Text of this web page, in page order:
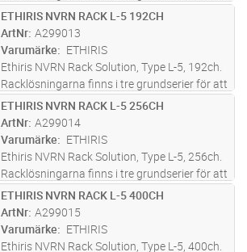
täcka behov av olika storlekar på
anläggningarna. Dessa är Serie S (Small),
Serie M (Medium) och Serie L (
ST Lägg i kundvagn
ETHIRIS NVRN RACK L-5 192CH
ArtNr A299013
Varumärke
ETHIRIS
Ethiris NVRN Rack Solution, Type L-5, 192ch.
Racklösningarna finns i tre grundserier för att
täcka behov av olika storlekar på
anläggningarna. Dessa är Serie S (Small),
Serie M (Medium) och Serie L (
ST Lägg i kundvagn
ETHIRIS NVRN RACK L-5 256CH
ArtNr A299014
Varumärke
ETHIRIS
Ethiris NVRN Rack Solution, Type L-5, 256ch.
Racklösningarna finns i tre grundserier för att
täcka behov av olika storlekar på
anläggningarna. Dessa är Serie S (Small),
Serie M (Medium) och Serie L (
ST Lägg i kundvagn
ETHIRIS NVRN RACK L-5 400CH
ArtNr A299015
Varumärke
ETHIRIS
Ethiris NVRN Rack Solution, Type L-5, 400ch.